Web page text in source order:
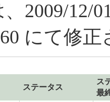
2009/12/
にて修
ステータス
ス
最